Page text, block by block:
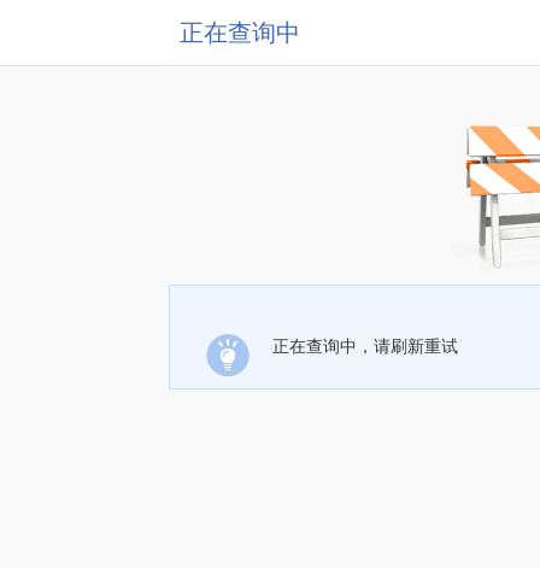
正在查询中
正在查询中，请刷新重试